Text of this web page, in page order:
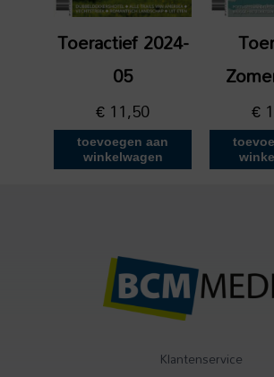
Toeractief 2024-
05
€11,50
toevoegen aan
winkelwagen
€
Klantenservice